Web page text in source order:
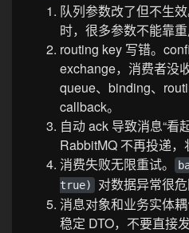
队列参数改了但不生
时，很多参数不能靠重
routing key 写错。
exchange，消费者没
queue、binding、
callback。
自动 ack 导致消息“看
RabbitMQ 不再投递，
消费失败无限重试。
true)
对数据异常很危
消息对象和业务实体
稳定 DTO，不要直接发